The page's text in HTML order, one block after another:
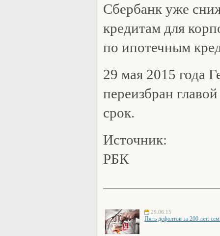
Сбербанк уже
кредитам для
по ипотечным
29 мая 2015 года
переизбран
срок.
Источник:
РБК
29.06.15
Пять дефолтов за 200 лет: